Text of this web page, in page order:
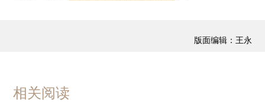
版面编辑：王永
相关阅读